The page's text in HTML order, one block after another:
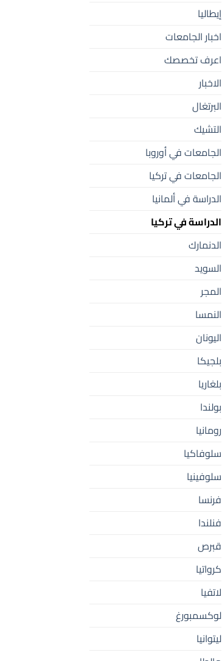
إيطاليا
اخبار الجامعات
اعرف تخصصك
الاخبار
البرتغال
التشيك
الجامعات في أوروبا
الجامعات في تركيا
الدراسة في ألمانيا
الدراسة في تركيا
الدنمارك
السويد
المجر
النمسا
اليونان
بلجيكا
بلغاريا
بولندا
رومانيا
سلوفاكيا
سلوفينيا
فرنسا
فنلندا
قبرص
كرواتيا
لاتفيا
لوكسمبورغ
ليتوانيا